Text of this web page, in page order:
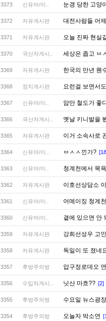
3373 신유머/이.. 눈갱 당한 고양
3372 자유게시판 대전사람들 어
3371 자유게시판 오늘 진짜 현실
3370 국산차게시.. 세상은 좁고 ㅂ
3369 자유게시판 한국의 만년 웬
3368 정치게시판 요런걸 보면서
3367 신유머/이.. 암만 철도가 좋
3366 국산차게시.. 옛날 키니발을
3365 자유게시판 이거 소속사로
3364 신유머/이.. ㅂㅅㅅ낀가?
3363 신유머/이.. 청계천에서 목
3362 자유게시판 이호선상담소
3361 신유머/이.. 어메이징 청계
3360 신유머/이.. 곁에 있으면 안
3359 자유게시판 강희선성우 고
3358 자유게시판 독일이 또 졌네
3357 후방주의방 압구정로데오
3356 수입차게시.. 닛산 마흐?? [2]
3355 후방주의방 수요일 뉴스광
3354 후방주의방 오늘자 박소연